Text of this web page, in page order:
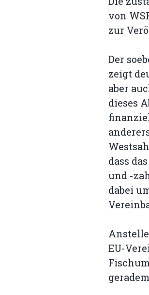
von
zur
Der
zeigt
aber
dieses
dass
und -
dabei
EU-